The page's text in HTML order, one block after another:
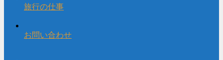
旅行の仕事
お問い合わせ